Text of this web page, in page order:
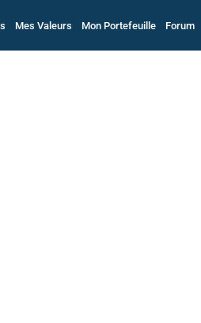
Mes Valeurs Mon Portefeuille Forum